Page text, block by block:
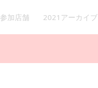
参加店舗 2021アーカイブ